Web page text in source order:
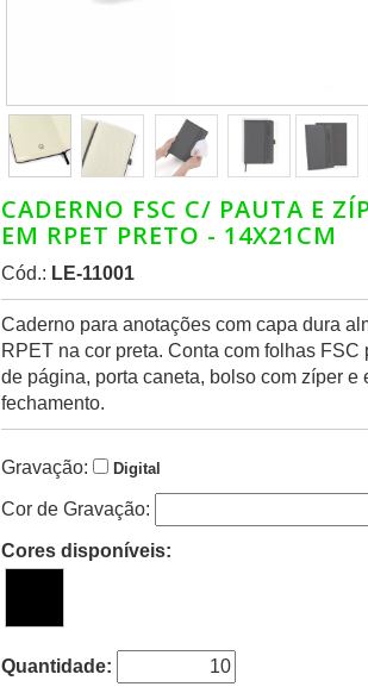
CADERNO FSC C/ PAUTA E
EM RPET PRETO - 14X21CM
Cód.: LE-11001
Caderno para anotações com capa dura
RPET na cor preta. Conta com folhas FSC
de página, porta caneta, bolso com zíper e
fechamento.
Gravação: Digital
Cor de Gravação:
Cores disponíveis:
Quantidade: